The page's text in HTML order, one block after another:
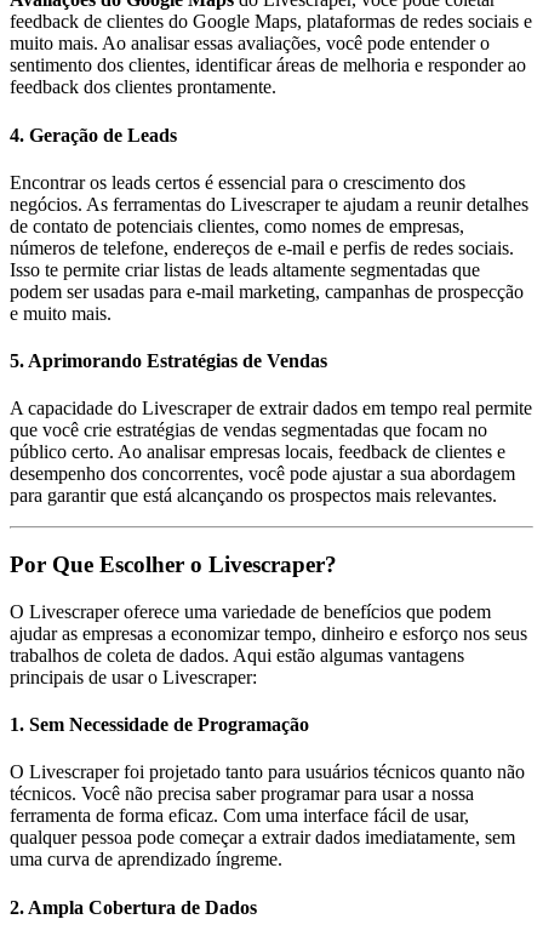
feedback de clientes do Google Maps, plataformas de redes sociais e
muito mais. Ao analisar essas avaliações, você pode entender o
sentimento dos clientes, identificar áreas de melhoria e responder ao
feedback dos clientes prontamente.
4. Geração de Leads
Encontrar os leads certos é essencial para o crescimento dos
negócios. As ferramentas do Livescraper te ajudam a reunir detalhes
de contato de potenciais clientes, como nomes de empresas,
números de telefone, endereços de e-mail e perfis de redes sociais.
Isso te permite criar listas de leads altamente segmentadas que
podem ser usadas para e-mail marketing, campanhas de prospecção
e muito mais.
5. Aprimorando Estratégias de Vendas
A capacidade do Livescraper de extrair dados em tempo real permite
que você crie estratégias de vendas segmentadas que focam no
público certo. Ao analisar empresas locais, feedback de clientes e
desempenho dos concorrentes, você pode ajustar a sua abordagem
para garantir que está alcançando os prospectos mais relevantes.
Por Que Escolher o Livescraper?
O Livescraper oferece uma variedade de benefícios que podem
ajudar as empresas a economizar tempo, dinheiro e esforço nos seus
trabalhos de coleta de dados. Aqui estão algumas vantagens
principais de usar o Livescraper:
1. Sem Necessidade de Programação
O Livescraper foi projetado tanto para usuários técnicos quanto não
técnicos. Você não precisa saber programar para usar a nossa
ferramenta de forma eficaz. Com uma interface fácil de usar,
qualquer pessoa pode começar a extrair dados imediatamente, sem
uma curva de aprendizado íngreme.
2. Ampla Cobertura de Dados